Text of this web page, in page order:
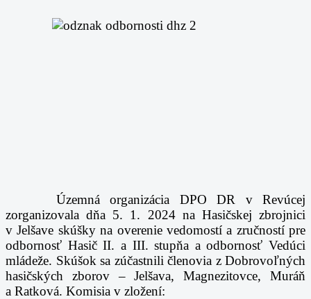
Územná organizácia DPO DR v Revúcej
zorganizovala dňa 5. 1. 2024 na Hasičskej zbrojnici
v Jelšave skúšky na overenie vedomostí a zručností pre
odbornosť Hasič II. a III. stupňa a odbornosť Vedúci
mládeže. Skúšok sa zúčastnili členovia z Dobrovoľných
hasičských zborov – Jelšava, Magnezitovce, Muráň
a Ratková. Komisia v zložení: